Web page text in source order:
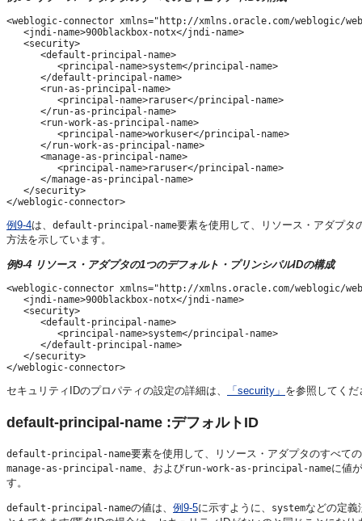
<weblogic-connector xmlns="http://xmlns.oracle.com/weblogic/
   <jndi-name>900blackbox-notx</jndi-name>
   <security>
      <default-principal-name>
         <principal-name>system</principal-name>
      </default-principal-name>
      <run-as-principal-name>
         <principal-name>raruser</principal-name>
      </run-as-principal-name>
      <run-work-as-principal-name>
         <principal-name>workuser</principal-name>
      </run-work-as-principal-name>
      <manage-as-principal-name>
         <principal-name>raruser</principal-name>
      </manage-as-principal-name>
   </security>
例9-4は、 default-principal-name要素を使用して、リソース・アダプタ
方法を示しています。
例9-4 リソース・アダプタの1つのデフォルト・プリンシパルIDの構成
<weblogic-connector xmlns="http://xmlns.oracle.com/weblogic/
   <jndi-name>900blackbox-notx</jndi-name>
   <security>
      <default-principal-name>
         <principal-name>system</principal-name>
      </default-principal-name>
   </security>
セキュリティIDのプロパティの設定の詳細は、 「security」 を参照してくだ
default-principal-name :デフォルトID
default-principal-name要素を使用して、リソース・アダプタのすべて
manage-as-principal-name 、およびrun-work-as-principal-nameに値
す。
default-principal-nameの値は、 例9-5に示すように、 systemなどの定義